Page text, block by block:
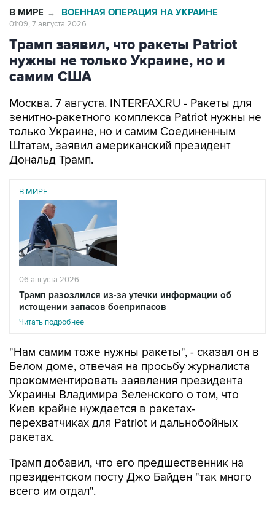
В МИРЕ → ВОЕННАЯ ОПЕРАЦИЯ НА УКРАИНЕ
01:09, 7 августа 2026
Трамп заявил, что ракеты Patriot
нужны не только Украине, но и
самим США
Москва. 7 августа. INTERFAX.RU - Ракеты для
зенитно-ракетного комплекса Patriot нужны не
только Украине, но и самим Соединенным
Штатам, заявил американский президент
Дональд Трамп.
В МИРЕ
06 августа 2026
Трамп разозлился из-за утечки информации об
истощении запасов боеприпасов
Читать подробнее
"Нам самим тоже нужны ракеты", - сказал он в
Белом доме, отвечая на просьбу журналиста
прокомментировать заявления президента
Украины Владимира Зеленского о том, что
Киев крайне нуждается в ракетах-
перехватчиках для Patriot и дальнобойных
ракетах.
Трамп добавил, что его предшественник на
президентском посту Джо Байден "так много
всего им отдал".